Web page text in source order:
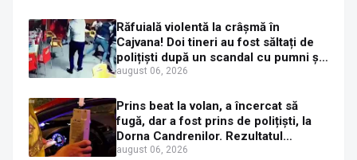
Răfuială violentă la crâșmă în
Cajvana! Doi tineri au fost săltați de
polițiști după un scandal cu pumni și
mașini distruse
august 06, 2026
Prins beat la volan, a încercat să
fugă, dar a fost prins de polițiști, la
Dorna Candrenilor. Rezultatul
etilotestului: 1,59 mg/l alcool pur în
august 06, 2026